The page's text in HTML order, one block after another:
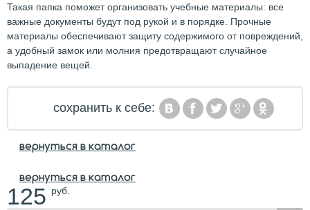
Такая папка поможет организовать учебные материалы: все
важные документы будут под рукой и в порядке. Прочные
материалы обеспечивают защиту содержимого от повреждений,
а удобный замок или молния предотвращают случайное
выпадение вещей.
сохранить к себе:
вернуться в каталог
вернуться в каталог
125 руб.